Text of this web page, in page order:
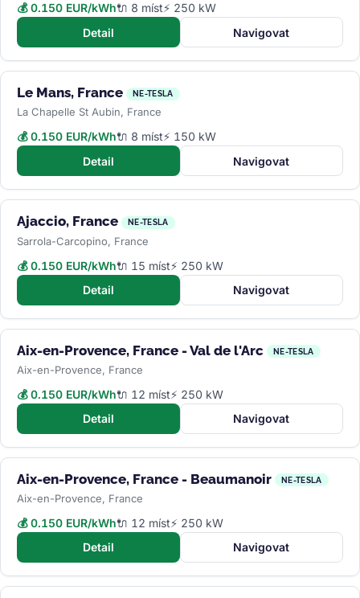
💰 0.150 EUR/kWh🔌 8 míst⚡ 250 kW
Detail
Navigovat
Le Mans, France NE-TESLA
La Chapelle St Aubin, France
💰 0.150 EUR/kWh🔌 8 míst⚡ 150 kW
Detail
Navigovat
Ajaccio, France NE-TESLA
Sarrola-Carcopino, France
💰 0.150 EUR/kWh🔌 15 míst⚡ 250 kW
Detail
Navigovat
Aix-en-Provence, France - Val de l'Arc NE-TESLA
Aix-en-Provence, France
💰 0.150 EUR/kWh🔌 12 míst⚡ 250 kW
Detail
Navigovat
Aix-en-Provence, France - Beaumanoir NE-TESLA
Aix-en-Provence, France
💰 0.150 EUR/kWh🔌 12 míst⚡ 250 kW
Detail
Navigovat